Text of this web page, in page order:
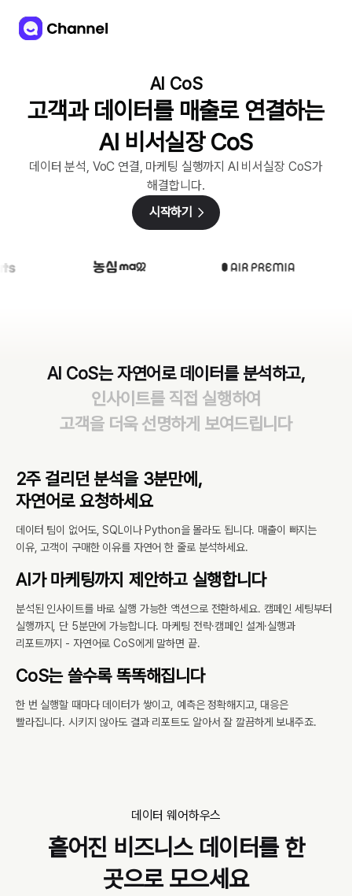
AI CoS
고객과 데이터를 매출로 연결하는
AI 비서실장 CoS
데이터 분석, VoC 연결, 마케팅 실행까지 AI 비서실장 CoS가
해결합니다.
시작하기
AI CoS는 자연어로 데이터를 분석하고,
인사이트를 직접 실행하여
고객을 더욱 선명하게 보여드립니다
2주 걸리던 분석을 3분만에,
자연어로 요청하세요
데이터 팀이 없어도, SQL이나 Python을 몰라도 됩니다. 매출이 빠지는
이유, 고객이 구매한 이유를 자연어 한 줄로 분석하세요.
AI가 마케팅까지 제안하고 실행합니다
분석된 인사이트를 바로 실행 가능한 액션으로 전환하세요. 캠페인 세팅부터
실행까지, 단 5분만에 가능합니다. 마케팅 전략·캠페인 설계·실행과
리포트까지 - 자연어로 CoS에게 말하면 끝.
CoS는 쓸수록 똑똑해집니다
한 번 실행할 때마다 데이터가 쌓이고, 예측은 정확해지고, 대응은
빨라집니다. 시키지 않아도 결과 리포트도 알아서 잘 깔끔하게 보내주죠.
데이터 웨어하우스
흩어진 비즈니스 데이터를 한
곳으로 모으세요